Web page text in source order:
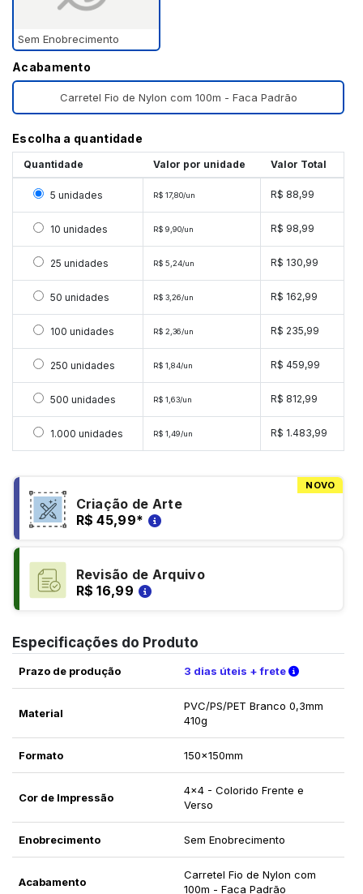
Sem Enobrecimento
Acabamento
Carretel Fio de Nylon com 100m - Faca Padrão
Escolha a quantidade
Quantidade Valor por unidade Valor Total
Selecionar 5 unidades
5 unidades R$ 17,80/un R$ 88,99
Selecionar 10 unidades
10 unidades R$ 9,90/un R$ 98,99
Selecionar 25 unidades
25 unidades R$ 5,24/un R$ 130,99
Selecionar 50 unidades
50 unidades R$ 3,26/un R$ 162,99
Selecionar 100 unidades
100 unidades R$ 2,36/un R$ 235,99
Selecionar 250 unidades
250 unidades R$ 1,84/un R$ 459,99
Selecionar 500 unidades
500 unidades R$ 1,63/un R$ 812,99
Selecionar 1000 unidades
1.000 unidades R$ 1,49/un R$ 1.483,99
NOVO
Criação de Arte
R$ 45,99*
Revisão de Arquivo
R$ 16,99
Especificações do Produto
Prazo de produção 3 dias úteis + frete Verifique
Material
PVC/PS/PET Branco 0,3mm
410g
Formato 150x150mm
Cor de Impressão
4x4 - Colorido Frente e
Verso
Enobrecimento Sem Enobrecimento
Acabamento
Carretel Fio de Nylon com
100m - Faca Padrão